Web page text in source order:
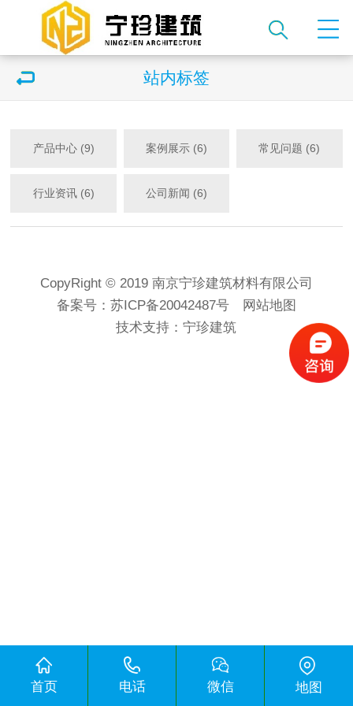
站内标签
产品中心 (9) 案例展示 (6) 常见问题 (6)
行业资讯 (6) 公司新闻 (6)
CopyRight © 2019 南京宁珍建筑材料有限公司
备案号： 苏ICP备20042487号
网站地图
技术支持：宁珍建筑
首页 电话 微信 地图